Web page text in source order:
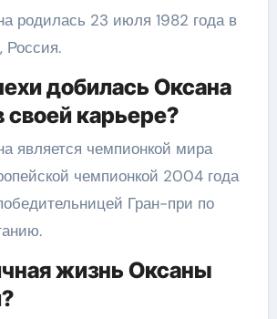
родилась 23 июля 1982 года в
Россия.
добилась Оксана
своей карьере?
является чемпионкой мира
чемпионкой 2004 года
Гран-при по
жизнь Оксаны